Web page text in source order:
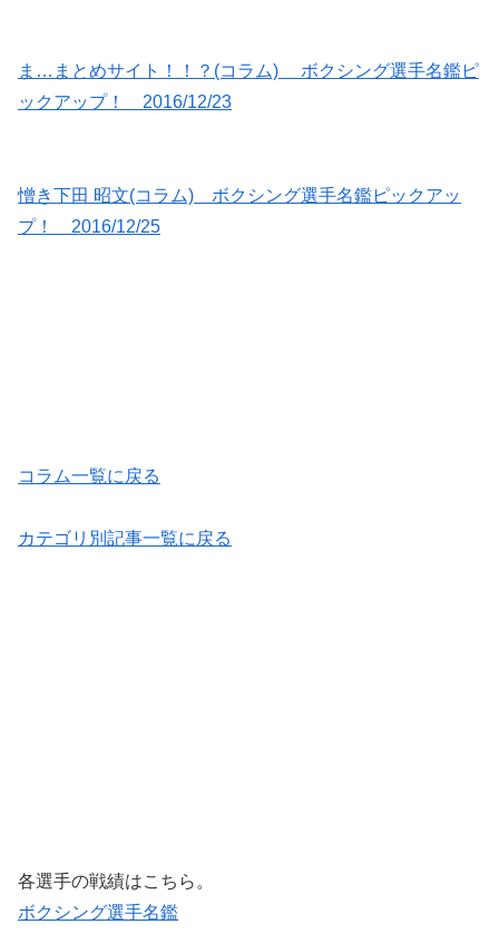
ま…まとめサイト！！？(コラム) ボクシング選手名鑑ピ
ックアップ！ 2016/12/23
憎き下田 昭文(コラム) ボクシング選手名鑑ピックアッ
プ！ 2016/12/25
コラム一覧に戻る
カテゴリ別記事一覧に戻る
各選手の戦績はこちら。
ボクシング選手名鑑